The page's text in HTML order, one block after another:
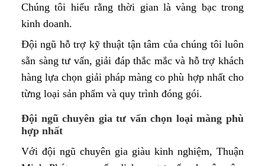
Chúng tôi hiểu rằng thời gian là vàng bạc trong
kinh doanh.
Đội ngũ hỗ trợ kỹ thuật tận tâm của chúng tôi luôn
sẵn sàng tư vấn, giải đáp thắc mắc và hỗ trợ khách
hàng lựa chọn giải pháp màng co phù hợp nhất cho
từng loại sản phẩm và quy trình đóng gói.
Đội ngũ chuyên gia tư vấn chọn loại màng phù
hợp nhất
Với đội ngũ chuyên gia giàu kinh nghiệm, Thuận